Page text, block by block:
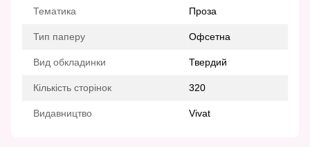
Тематика Проза
Тип паперу Офсетна
Вид обкладинки Твердий
Кількість сторінок 320
Видавництво Vivat